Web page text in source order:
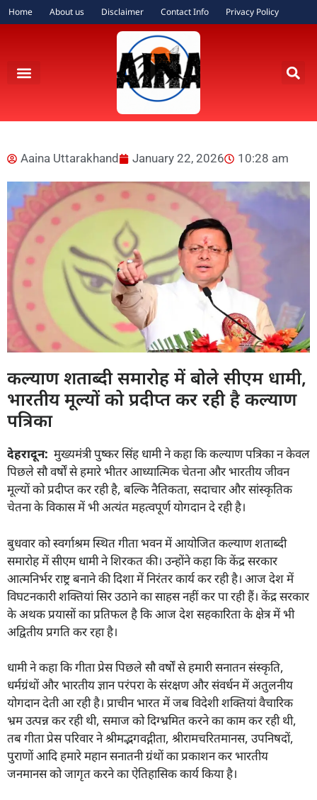
Home About us Disclaimer Contact Info Privacy Policy
Aaina Uttarakhand January 22, 2026 10:28 am
कल्याण शताब्दी समारोह में बोले सीएम धामी,
भारतीय मूल्यों को प्रदीप्त कर रही है कल्याण
पत्रिका
देहरादून: मुख्यमंत्री पुष्कर सिंह धामी ने कहा कि कल्याण पत्रिका न केवल
पिछले सौ वर्षों से हमारे भीतर आध्यात्मिक चेतना और भारतीय जीवन
मूल्यों को प्रदीप्त कर रही है, बल्कि नैतिकता, सदाचार और सांस्कृतिक
चेतना के विकास में भी अत्यंत महत्वपूर्ण योगदान दे रही है।
बुधवार को स्वर्गाश्रम स्थित गीता भवन में आयोजित कल्याण शताब्दी
समारोह में सीएम धामी ने शिरकत की। उन्होंने कहा कि केंद्र सरकार
आत्मनिर्भर राष्ट्र बनाने की दिशा में निरंतर कार्य कर रही है। आज देश में
विघटनकारी शक्तियां सिर उठाने का साहस नहीं कर पा रही हैं। केंद्र सरकार
के अथक प्रयासों का प्रतिफल है कि आज देश सहकारिता के क्षेत्र में भी
अद्वितीय प्रगति कर रहा है।
धामी ने कहा कि गीता प्रेस पिछले सौ वर्षों से हमारी सनातन संस्कृति,
धर्मग्रंथों और भारतीय ज्ञान परंपरा के संरक्षण और संवर्धन में अतुलनीय
योगदान देती आ रही है। प्राचीन भारत में जब विदेशी शक्तियां वैचारिक
भ्रम उत्पन्न कर रही थी, समाज को दिग्भ्रमित करने का काम कर रही थी,
तब गीता प्रेस परिवार ने श्रीमद्भगवद्गीता, श्रीरामचरितमानस, उपनिषदों,
पुराणों आदि हमारे महान सनातनी ग्रंथों का प्रकाशन कर भारतीय
जनमानस को जागृत करने का ऐतिहासिक कार्य किया है।